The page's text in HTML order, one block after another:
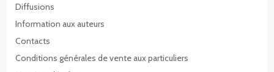
Diffusions
Information aux auteurs
Contacts
Conditions générales de vente aux particuliers